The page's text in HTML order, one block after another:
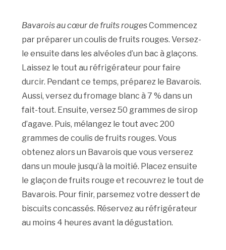
Bavarois au cœur de fruits rougesCommencez
par préparer un coulis de fruits rouges. Versez-
le ensuite dans les alvéoles d’un bac à glaçons.
Laissez le tout au réfrigérateur pour faire
durcir. Pendant ce temps, préparez le Bavarois.
Aussi, versez du fromage blanc à 7 % dans un
fait-tout. Ensuite, versez 50 grammes de sirop
d’agave. Puis, mélangez le tout avec 200
grammes de coulis de fruits rouges. Vous
obtenez alors un Bavarois que vous verserez
dans un moule jusqu’à la moitié. Placez ensuite
le glaçon de fruits rouge et recouvrez le tout de
Bavarois. Pour finir, parsemez votre dessert de
biscuits concassés. Réservez au réfrigérateur
au moins 4 heures avant la dégustation.